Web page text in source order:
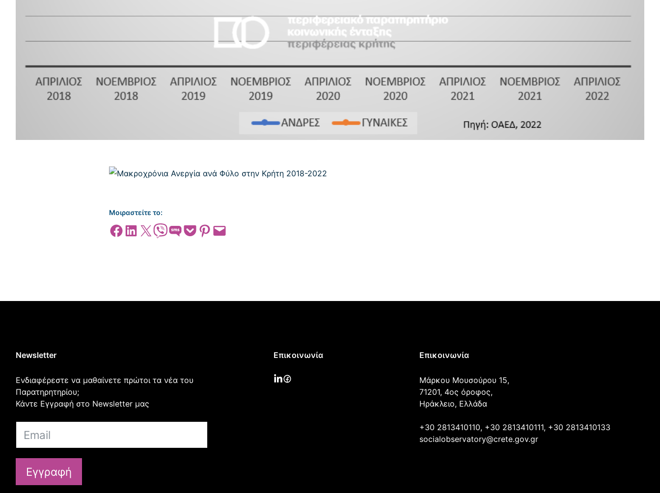
Μοιραστείτε το:
Share on Facebook
Share on LinkedIn
Share on X Share on ViberShare on SMSShare on Pocket
Share on Pinterest
Email this Page
Newsletter
Ενδιαφέρεστε να μαθαίνετε πρώτοι τα νέα του
Παρατηρητηρίου;
Κάντε Εγγραφή στο Newsletter μας
Εγγραφή
Επικοινωνία Επικοινωνία
Μάρκου Μουσούρου 15,
71201, 4ος όροφος,
Ηράκλειο, Ελλάδα
+30 2813410110, +30 2813410111, +30 2813410133
socialobservatory@crete.gov.gr